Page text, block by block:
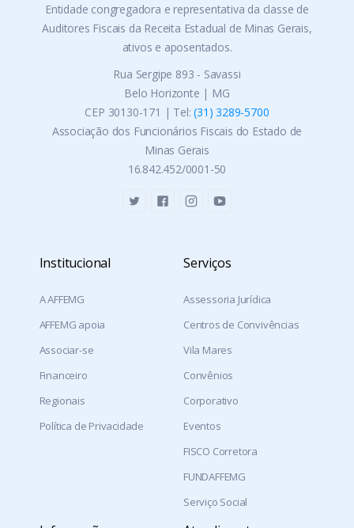
Entidade congregadora e representativa da classe de
Auditores Fiscais da Receita Estadual de Minas Gerais,
ativos e aposentados.
Rua Sergipe 893 - Savassi
Belo Horizonte | MG
CEP 30130-171 | Tel:(31) 3289-5700
Associação dos Funcionários Fiscais do Estado de
Minas Gerais
16.842.452/0001-50
Institucional
A AFFEMG
AFFEMG apoia
Associar-se
Financeiro
Regionais
Política de Privacidade
Serviços
Assessoria Jurídica
Centros de Convivências
Vila Mares
Convênios
Corporativo
Eventos
FISCO Corretora
FUNDAFFEMG
Serviço Social